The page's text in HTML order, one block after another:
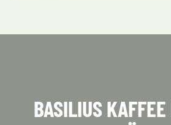
BASILIUS